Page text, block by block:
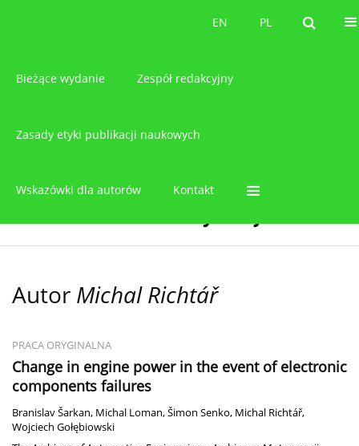
PL
EN PL
EN
Bieżące wydanie Zespół redakcyjny
Zasady etyki publikacji naukowych
Wskazówki dla autorów Kontakt
Autor Michal Richtář
PRACA ORYGINALNA
Change in engine power in the event of electronic
components failures
Branislav Šarkan, Michal Loman,Šimon Senko, Michal Richtář,
Wojciech Gołębiowski